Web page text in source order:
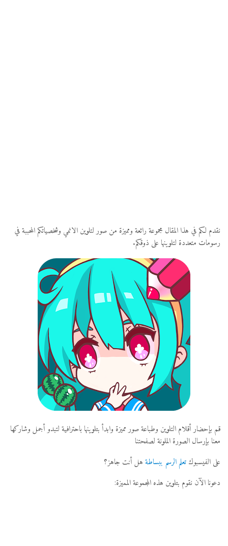
نقدم لكم في هذا المقال مجموعة رائعة ومميزة من صور لتلوين الانمي وشخصياتكم المحببة في
رسومات متعددة لتلوينها على ذوقكم.
قم بإحضار أقلام التلوين وطباعة صور مميزة وابدأ بتلوينها باحترافية لتبدو أجمل وشاركها
معنا بإرسال الصورة الملونة لصفحتنا
على الفيسبوكتعلم الرسم ببساطةهل أنت جاهز؟
دعونا الآن نقوم بتلوين هذه المجموعة المميزة: